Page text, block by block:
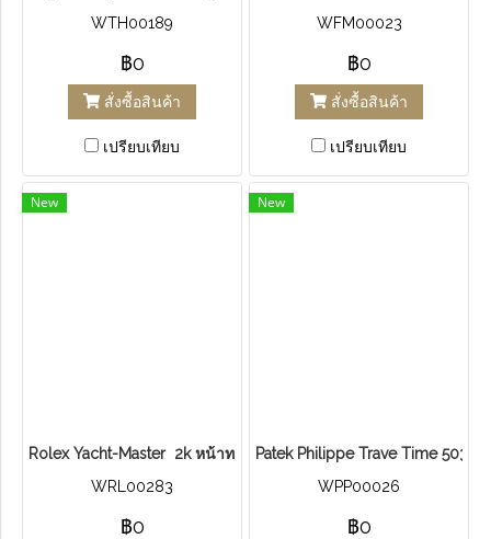
WTH00189
฿0
สั่งซื้อสินค้า
เปรียบเทียบ
WFM00023
฿0
สั่งซื้อสินค้า
เปรียบเทียบ
New
R​o​l​e​x Yacht-Master ​ 2k หน้าทอง 29mm
WRL00283
฿0
New
Patek Philippe ​Trave Time​ 5034r
WPP00026
฿0